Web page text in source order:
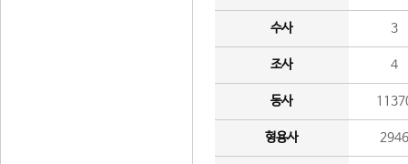
수사 3
조사 4
동사
형용사 2946